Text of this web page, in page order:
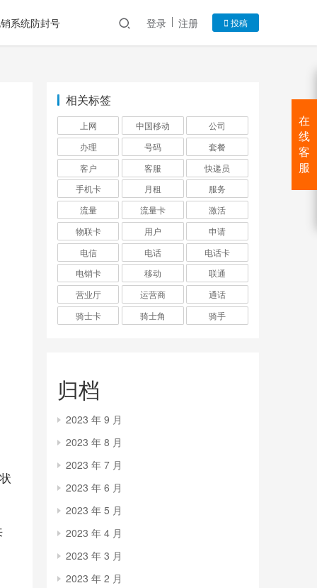
系统防封号 登录 注册 投稿
相关标签
上网 中国移动
公司
办理
号码
套餐
客户
客服
快递员
手机卡
月租
服务
流量
流量卡
激活
物联卡
用户
申请
电信
电话
电话卡
电销卡
移动
联通
营业厅
运营商
通话
骑士卡
骑士角 骑手
归档
2023 年 9 月
2023 年 8 月
2023 年 7 月
2023 年 6 月
2023 年 5 月
2023 年 4 月
2023 年 3 月
2023 年 2 月
在
线
客
服